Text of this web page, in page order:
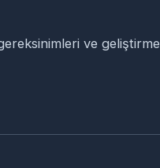
ve geliştirme